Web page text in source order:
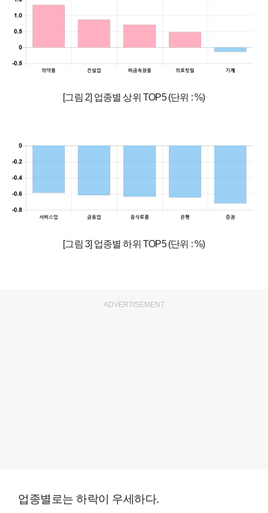
[그림 2] 업종별 상위 TOP5 (단위 : %)
[그림 3] 업종별 하위 TOP5 (단위 : %)
ADVERTISEMENT
업종별로는 하락이 우세하다.